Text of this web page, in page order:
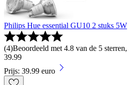
Philips Hue essential GU10 2 stuks 5W
(4)Beoordeeld met 4.8 van de 5
39.99
Prijs: 39.99 euro